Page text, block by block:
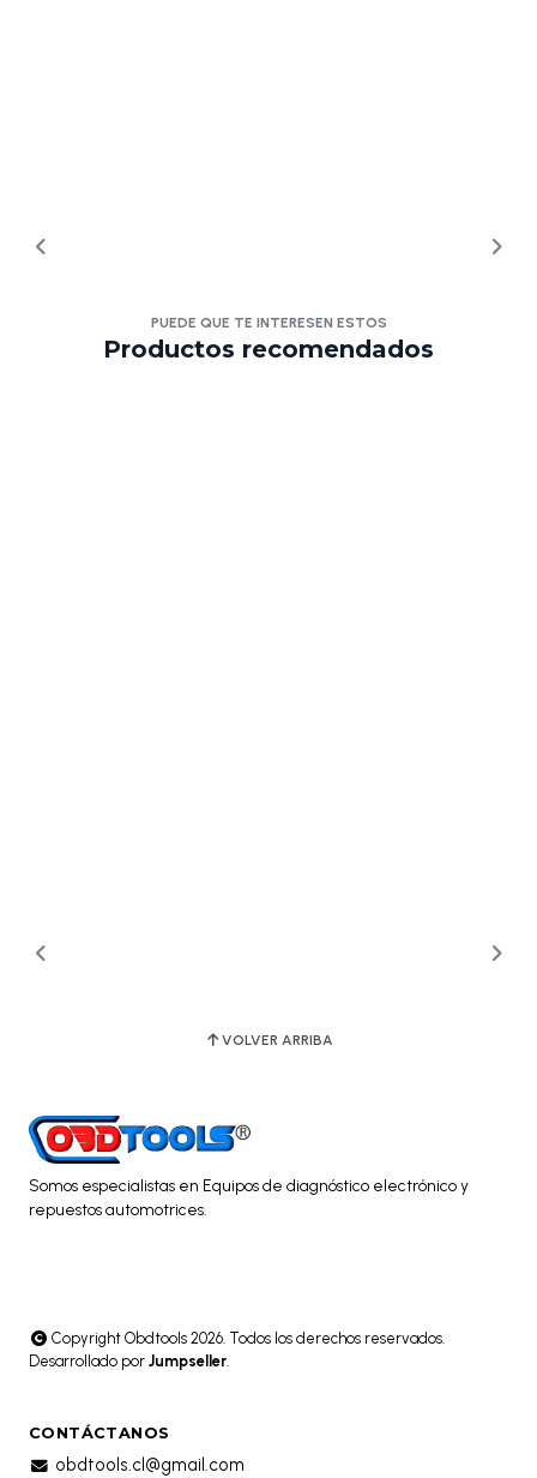
PUEDE QUE TE INTERESEN ESTOS
Productos recomendados
VOLVER ARRIBA
Somos especialistas en Equipos de diagnóstico electrónico y
repuestos automotrices.
Copyright Obdtools 2026. Todos los derechos reservados.
Desarrollado por Jumpseller
CONTÁCTANOS
obdtools.cl@gmail.com